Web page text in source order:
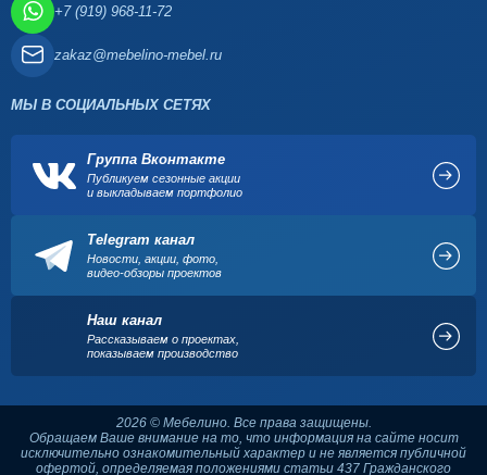
+7 (919) 968-11-72
zakaz@mebelino-mebel.ru
МЫ В СОЦИАЛЬНЫХ СЕТЯХ
Группа Вконтакте
Публикуем сезонные акции
и выкладываем портфолио
Telegram канал
Новости, акции, фото,
видео-обзоры проектов
Наш канал
Рассказываем о проектах,
показываем производство
2026 © Мебелино. Все права защищены.
Обращаем Ваше внимание на то, что информация на сайте носит
исключительно ознакомительный характер и не является публичной
офертой, определяемая положениями статьи 437 Гражданского